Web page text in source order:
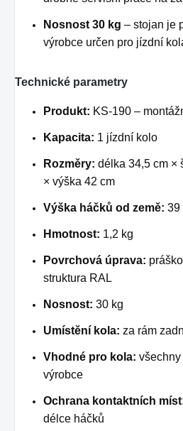
Nosnost 30 kg – stojan je
výrobce určen pro jízdní
Technické parametry
Produkt: KS-190 –
Kapacita: 1 jízdní kolo
Rozměry: délka 34,5 cm ×
× výška 42 cm
Výška háčků od země: 39
Hmotnost: 1,2 kg
Povrchová úprava:
struktura RAL
Nosnost: 30 kg
Umístění kola: za rám
Vhodné pro kola:
výrobce
Ochrana kontaktních
délce háčků